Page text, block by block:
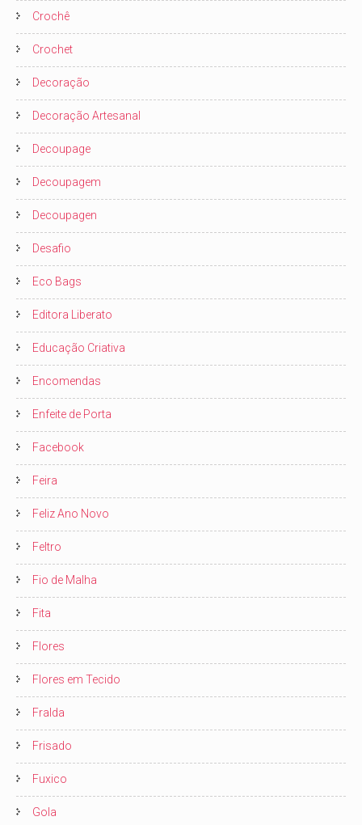
Crochê
Crochet
Decoração
Decoração Artesanal
Decoupage
Decoupagem
Decoupagen
Desafio
Eco Bags
Editora Liberato
Educação Criativa
Encomendas
Enfeite de Porta
Facebook
Feira
Feliz Ano Novo
Feltro
Fio de Malha
Fita
Flores
Flores em Tecido
Fralda
Frisado
Fuxico
Gola